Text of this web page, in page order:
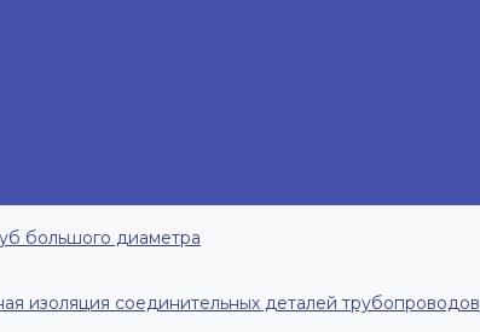
большого диаметра
изоляция соединительных деталей трубопроводов